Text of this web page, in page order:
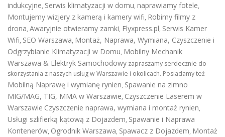
indukcyjne, Serwis klimatyzacji w domu, naprawiamy fotele,
Montujemy wizjery z kamerą i kamery wifi, Robimy filmy z
drona, Awaryjnie otwieramy zamki, Flyxpress.pl, Serwis Kamer
Wifi, SEO Warszawa, Montaż, Naprawa, Wymiana, Czyszczenie i
Odgrzybianie Klimatyzacji w Domu, Mobilny Mechanik
Warszawa & Elektryk Samochodowy zapraszamy serdecznie do
skorzystania z naszych usług w Warszawie i okolicach. Posiadamy też
Mobilną Naprawę i wymianę rynien, Spawanie na zimno
MIG/MAG, TIG, MMA w Warszawie, Czyszczenie Laserem w
Warszawie Czyszczenie naprawa, wymiana i montaż rynien,
Usługi szlifierką kątową z Dojazdem, Spawanie i Naprawa
Kontenerów, Ogrodnik Warszawa, Spawacz z Dojazdem, Montaż